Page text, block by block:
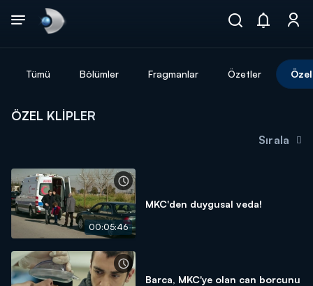
DİĞER SONUÇLAR
Tümü Bölümler Fragmanlar Özetler
ÖZEL KLIPLER
Sırala
00:05:46
MKC'den duygusal veda!
Barca, MKC'ye olan can borcunu